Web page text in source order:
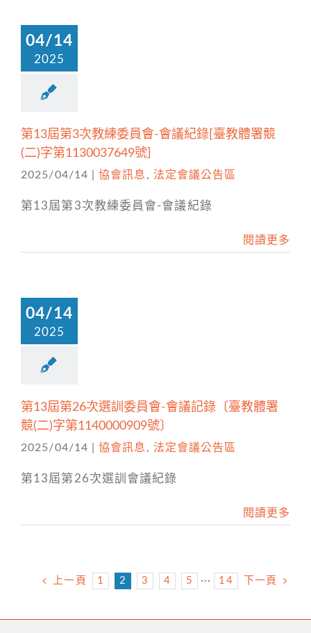
04/14
2025
第13屆第3次教練委員會-會議紀錄[臺教體署競
(二)字第1130037649號]
2025/04/14 協會訊息 , 法定會議公告區
第13屆第3次教練委員會-會議紀錄
閱讀更多
04/14
2025
第13屆第26次選訓委員會-會議記錄〔臺教體署
競(二)字第1140000909號〕
2025/04/14 協會訊息 , 法定會議公告區
第13屆第26次選訓會議紀錄
閱讀更多
上一頁 1 2 3 4 5 ··· 14 下一頁